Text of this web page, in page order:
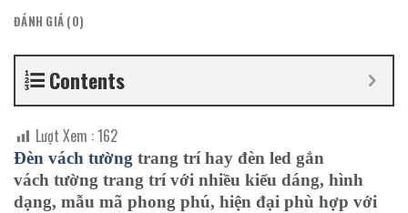
ĐÁNH GIÁ (0)
Contents
Lượt Xem :162
Đèn vách tường trang trí hay đèn led gắn
vách tường trang trí với nhiều kiểu dáng, hình
dạng, mẫu mã phong phú, hiện đại phù hợp với